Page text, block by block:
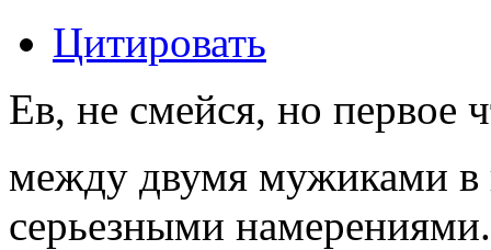
Цитировать
Ев, не смейся, но первое
между двумя мужиками в
серьезными намерениями.